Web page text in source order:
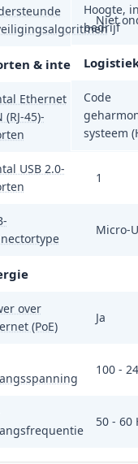
Niet
& interfaces
Ethernet
(RJ-45)-
1
USB 2.0-
1
Micro-
over
(PoE)
Ja
100 -
50 - 60
Hoogte, in
bedrijf
Code
systeem